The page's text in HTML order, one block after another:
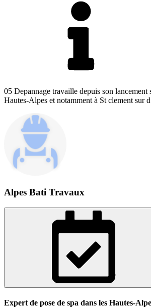
05 Depannage travaille depuis son lancement
Hautes-Alpes et notamment à St clement sur
Alpes Bati Travaux
Expert de pose de spa dans les Hautes-